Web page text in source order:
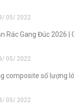
05/ 2022
Rác Gang Đúc 2026 |
05/ 2022
composite số lượng
05/ 2022